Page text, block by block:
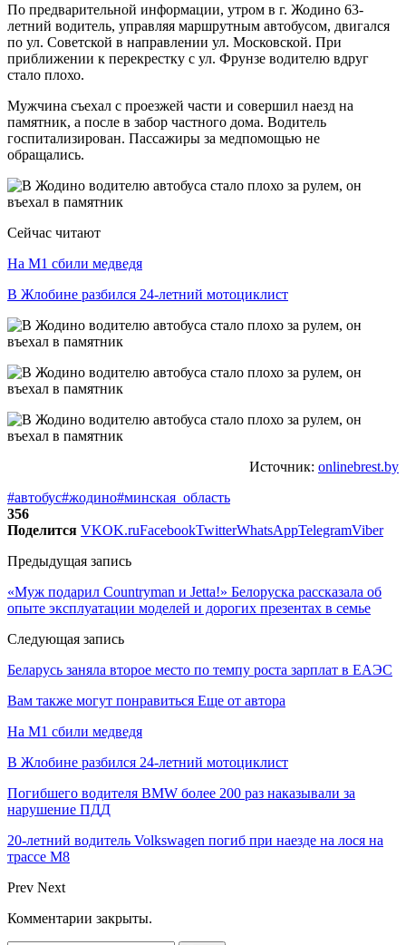
По предварительной информации, утром в г. Жодино 63-
летний водитель, управляя маршрутным автобусом, двигался
по ул. Советской в направлении ул. Московской. При
приближении к перекрестку с ул. Фрунзе водителю вдруг
стало плохо.
Мужчина съехал с проезжей части и совершил наезд на
памятник, а после в забор частного дома. Водитель
госпитализирован. Пассажиры за медпомощью не
обращались.
Сейчас читают
На М1 сбили медведя
В Жлобине разбился 24-летний мотоциклист
Источник: onlinebrest.by
#автобус#жодино#минская_область
356
Поделится VKOK.ruFacebookTwitterWhatsAppTelegramViber
Предыдущая запись
«Муж подарил Countryman и Jetta!» Белоруска рассказала об
опыте эксплуатации моделей и дорогих презентах в семье
Следующая запись
Беларусь заняла второе место по темпу роста зарплат в ЕАЭС
Вам также могут понравиться Еще от автора
На М1 сбили медведя
В Жлобине разбился 24-летний мотоциклист
Погибшего водителя BMW более 200 раз наказывали за
нарушение ПДД
20-летний водитель Volkswagen погиб при наезде на лося на
трассе М8
Prev Next
Комментарии закрыты.